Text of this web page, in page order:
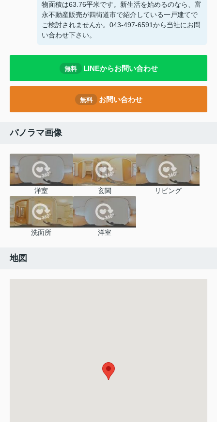
物面積は63.76平米です。新生活を始めるのなら、富
永不動産販売が四街道市で紹介している一戸建てで
ご検討されませんか。043-497-6591から当社にお問
い合わせ下さい。
無料 LINEからお問い合わせ
無料 お問い合わせ
パノラマ画像
洋室 玄関 リビング
洗面所 洋室
地図